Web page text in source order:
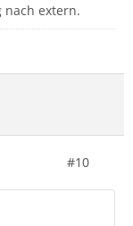
nach extern.
#10